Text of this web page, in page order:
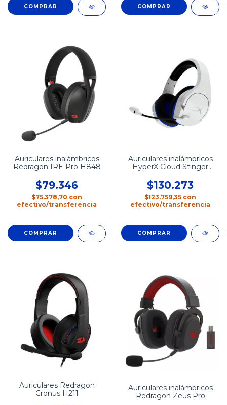
Auriculares inalámbricos
Redragon IRE Pro H848
$79.346
$75.378,70 con
efectivo/transferencia
Auriculares inalámbricos
HyperX Cloud Stinger
$130.273
$123.759,35 con
efectivo/transferencia
Auriculares Redragon
Cronus H211
Auriculares inalámbricos
Redragon Zeus Pro